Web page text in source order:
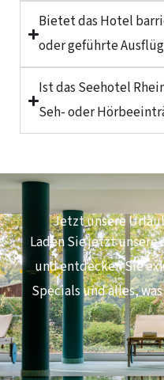
Bietet das Hotel
oder geführte
Ist das Seehotel
Seh- oder
Jetzt unsere
Laden Sie jetzt
und entdecken Sie
Specials und alles,